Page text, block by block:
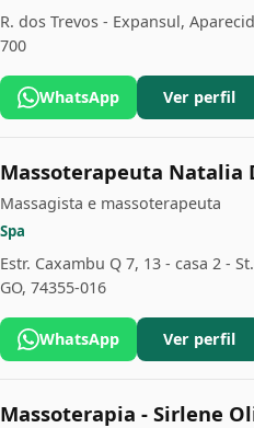
R. dos Trevos - Expansul,
700
WhatsApp Ver perfil
Massoterapeuta Natalia
Massagista e massoterapeuta
Spa
Estr. Caxambu Q 7, 13 - casa 2 -
GO, 74355-016
WhatsApp Ver perfil
Massoterapia - Sirlene